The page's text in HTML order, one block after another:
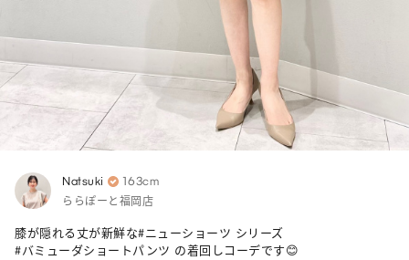
Natsuki 163cm
ららぽーと福岡店
膝が隠れる丈が新鮮な#ニューショーツ シリーズ
#バミューダショートパンツ の着回しコーデです😊